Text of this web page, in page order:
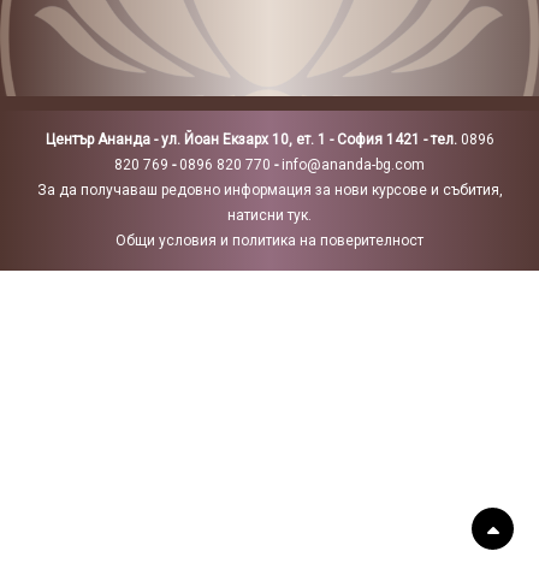
Център Ананда - ул. Йоан Екзарх 10, ет. 1 - София 1421 - тел. 0896
820 769 - 0896 820 770 - info@ananda-bg.com
За да получаваш редовно информация за нови курсове и събития,
натисни тук.
Общи условия и политика на поверителност
Up